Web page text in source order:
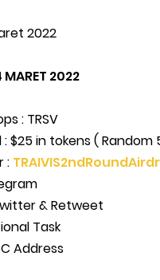
2022
MARET 2022
: TRSV
$25 in tokens ( Random
:
& Retweet
Task
Address